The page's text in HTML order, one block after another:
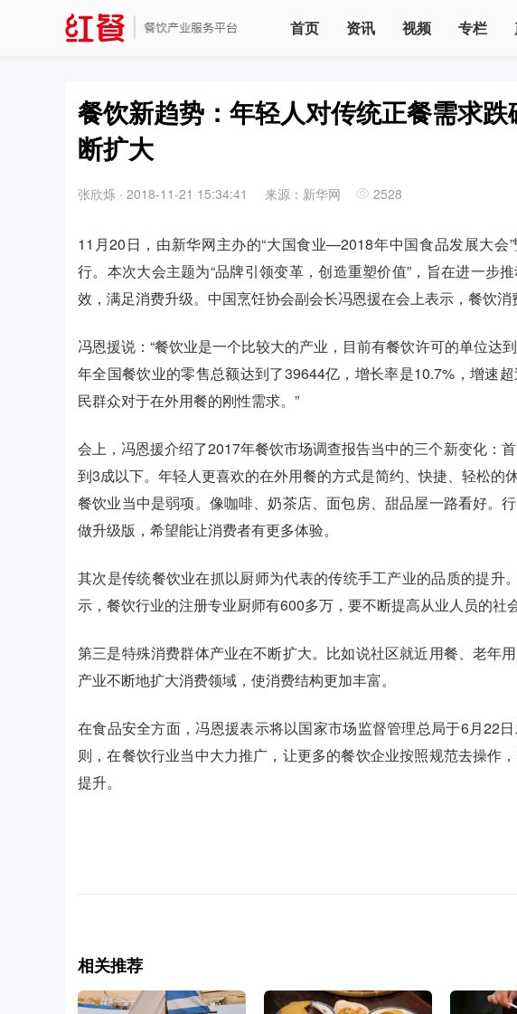
首页 资讯 视频 专栏
餐饮新趋势：年轻人对传统正餐需求
断扩大
张欣烁 · 2018-11-21 15:34:41 来源：新华网 2528
11月20日，由新华网主办的“大国食业—2018年中国食品发展大会
行。本次大会主题为“品牌引领变革，创造重塑价值”，旨在进一步
效，满足消费升级。中国烹饪协会副会长冯恩援在会上表示，餐饮消
冯恩援说：“餐饮业是一个比较大的产业，目前有餐饮许可的单位达
年全国餐饮业的零售总额达到了39644亿，增长率是10.7%，增速
民群众对于在外用餐的刚性需求。”
会上，冯恩援介绍了2017年餐饮市场调查报告当中的三个新变化：
到3成以下。年轻人更喜欢的在外用餐的方式是简约、快捷、轻松的
餐饮业当中是弱项。像咖啡、奶茶店、面包房、甜品屋一路看好。
做升级版，希望能让消费者有更多体验。
其次是传统餐饮业在抓以厨师为代表的传统手工产业的品质的提升
示，餐饮行业的注册专业厨师有600多万，要不断提高从业人员的社
第三是特殊消费群体产业在不断扩大。比如说社区就近用餐、老年
产业不断地扩大消费领域，使消费结构更加丰富。
在食品安全方面，冯恩援表示将以国家市场监督管理总局于6月22
则，在餐饮行业当中大力推广，让更多的餐饮企业按照规范去操作
提升。
相关推荐